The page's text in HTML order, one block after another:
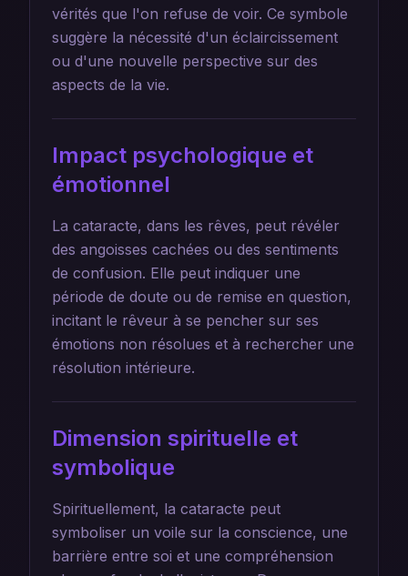
vérités que l'on refuse de voir. Ce symbole
suggère la nécessité d'un éclaircissement
ou d'une nouvelle perspective sur des
aspects de la vie.
Impact psychologique et
émotionnel
La cataracte, dans les rêves, peut révéler
des angoisses cachées ou des sentiments
de confusion. Elle peut indiquer une
période de doute ou de remise en question,
incitant le rêveur à se pencher sur ses
émotions non résolues et à rechercher une
résolution intérieure.
Dimension spirituelle et
symbolique
Spirituellement, la cataracte peut
symboliser un voile sur la conscience, une
barrière entre soi et une compréhension